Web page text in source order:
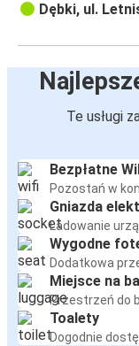
Dębki, ul.
Te usługi
Bezpłatne
Pozostań w
Gniazda
Ładowanie
Wygodne
Dodatkowa
Miejsce na
Przestrzeń do
Toalety
Dogodnie